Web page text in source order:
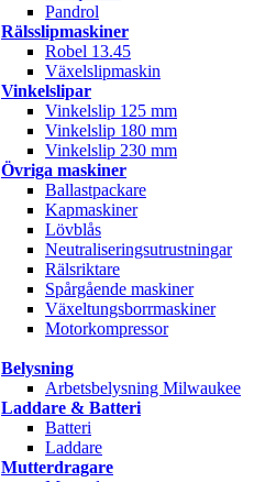
Pandrol
Rälsslipmaskiner
Robel 13.45
Växelslipmaskin
Vinkelslipar
Vinkelslip 125 mm
Vinkelslip 180 mm
Vinkelslip 230 mm
Övriga maskiner
Ballastpackare
Kapmaskiner
Lövblås
Neutraliseringsutrustningar
Rälsriktare
Spårgående maskiner
Växeltungsborrmaskiner
Motorkompressor
Belysning
Arbetsbelysning Milwaukee
Laddare & Batteri
Batteri
Laddare
Mutterdragare